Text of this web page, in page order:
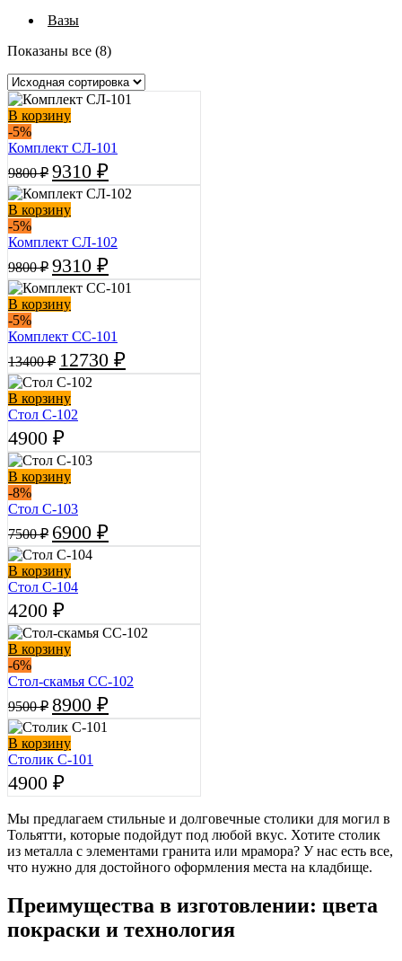
Вазы
Показаны все (8)
В корзину
-5%
Комплект СЛ-101
9800₽
Первоначальная
цена
составляла
9800 ₽.
9310 ₽цена:
9310 ₽.
В корзину
-5%
Комплект СЛ-102
9800₽
Первоначальная
цена
составляла
9800 ₽.
9310 ₽цена:
9310 ₽.
В корзину
-5%
Комплект СС-101
13400₽
Первоначальная
цена
составляла
13400 ₽.
12730 ₽цена:
В корзину
Стол С-102
4900 ₽
В корзину
-8%
Стол С-103
7500₽
Первоначальная
цена
составляла
7500 ₽.
6900 ₽цена:
В корзину
Стол С-104
4200 ₽
В корзину
-6%
Стол-cкамья СС-102
9500₽
Первоначальная
цена
составляла
9500 ₽.
8900 ₽цена:
В корзину
Столик С-101
4900 ₽
Мы предлагаем стильные и долговечные столики для могил в
Тольятти, которые подойдут под любой вкус. Хотите столик
из металла с элементами гранита или мрамора? У нас есть все,
что нужно для достойного оформления места на кладбище.
Преимущества в изготовлении: цвета
покраски и технология